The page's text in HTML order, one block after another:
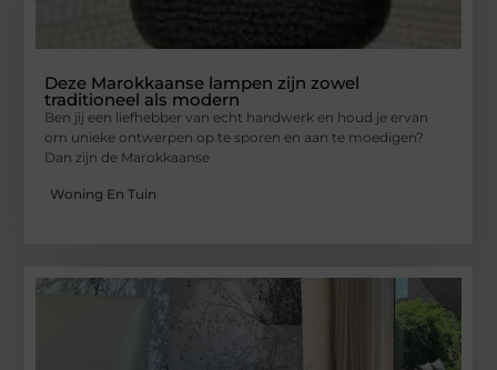
Deze Marokkaanse lampen zijn zowel
traditioneel als modern
Ben jij een liefhebber van echt handwerk en houd je ervan
om unieke ontwerpen op te sporen en aan te moedigen?
Dan zijn de Marokkaanse
Woning En Tuin